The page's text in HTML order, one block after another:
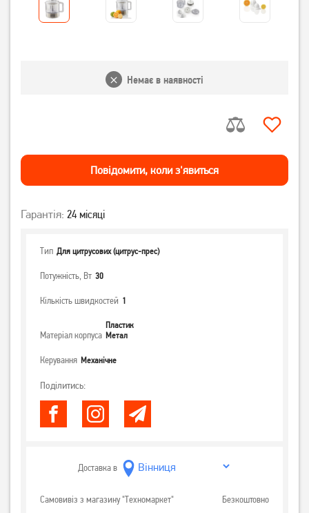
Немає в наявності
Повiдомити, коли з'явиться
Гарантія: 24 місяці
Тип Для цитрусових (цитрус-прес)
Потужність, Вт 30
Кількість швидкостей 1
Матеріал корпуса
Пластик
Метал
Керування Механічне
Поділитись:
Доставка в
Самовивіз з магазину "Техномаркет" Безкоштовно